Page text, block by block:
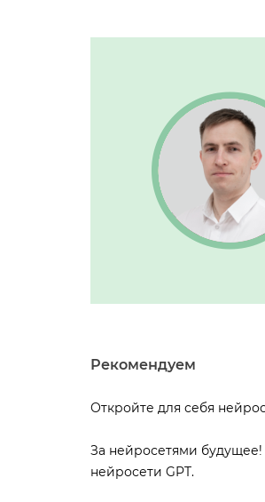
Рекомендуем
Откройте для себя
За нейросетями
нейросети GPT.